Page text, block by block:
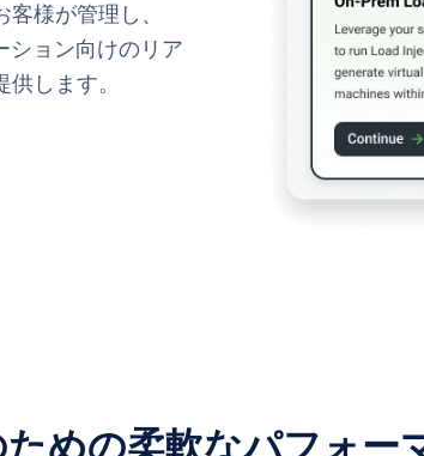
様が管理し、
ョン向けのリア
します。
めの柔軟なパフォー